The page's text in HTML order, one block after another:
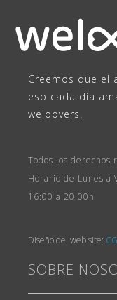
Creemos que el
eso cada día
weloovers.
Todos los derechos
Horario de Lunes a
16:00 a 20:00h
Diseño del web site: CG
SOBRE